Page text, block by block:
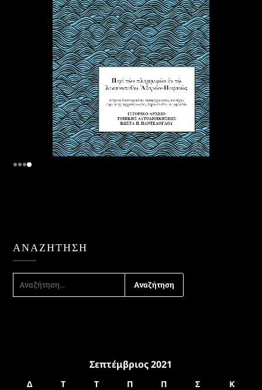
ΑΝΑΖΉΤΗΣΗ
ΓΙΑ:
Σεπτέμβριος 2021
Δ Τ Τ Π Π Σ
Κ